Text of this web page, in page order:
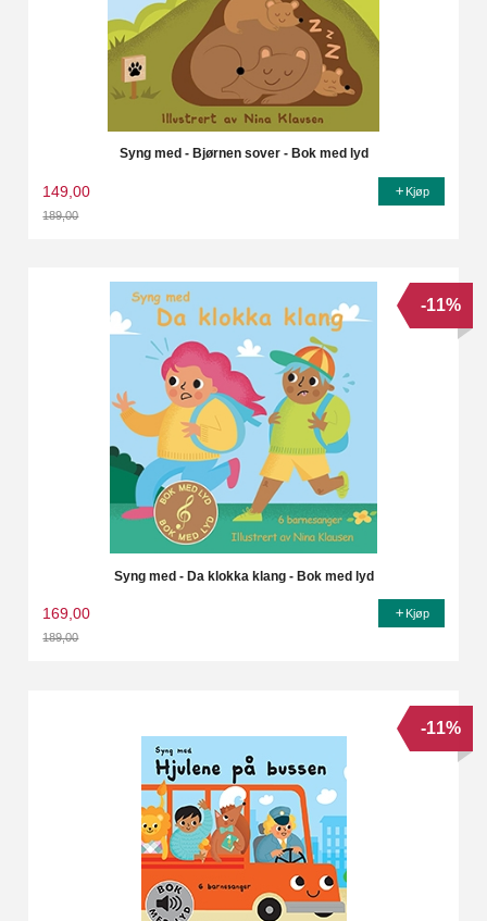
Syng med - Bjørnen sover - Bok med lyd
149,00
189,00
Kjøp
Syng med - Da klokka klang - Bok med lyd
169,00
189,00
-11%
Kjøp
-11%